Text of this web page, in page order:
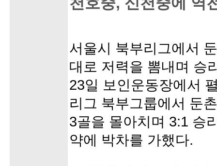
서울시 북부리그에서
대로 저력을 뽐내며 승
23일 보인운동장에서
리그 북부그룹에서 둔
3골을 몰아치며 3:1 승
약에 박차를 가했다.